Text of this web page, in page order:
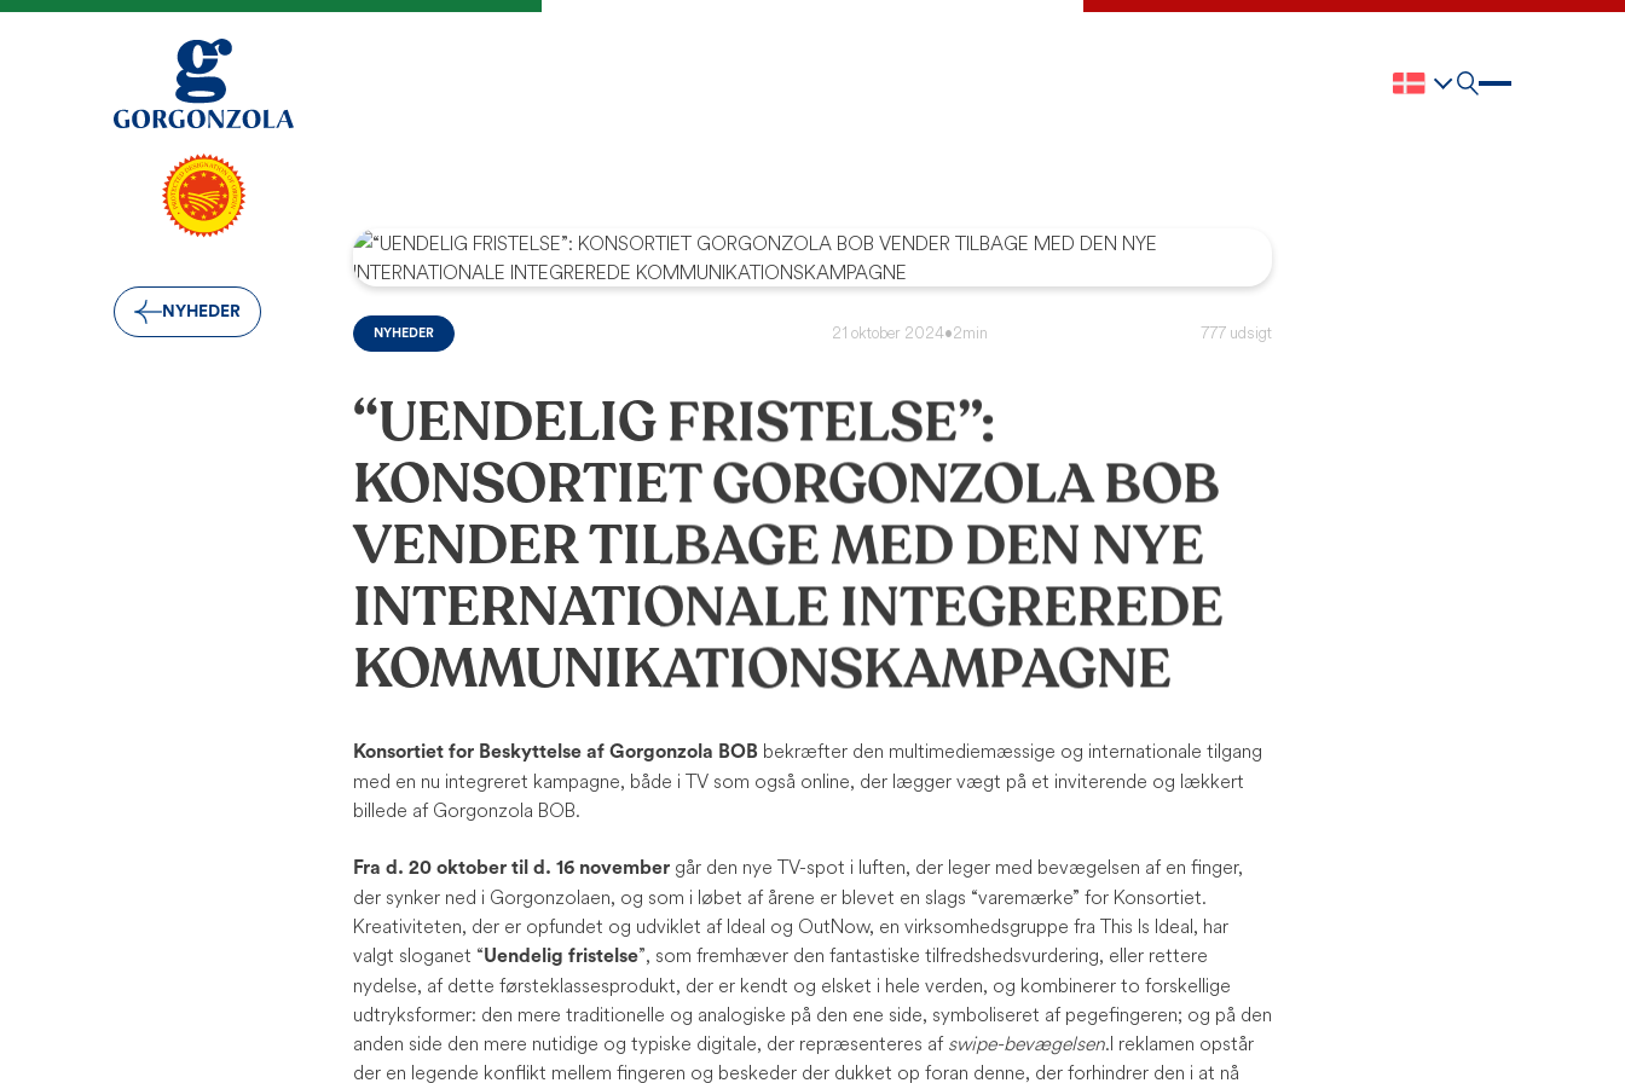
NYHEDER
NYHEDER 21 oktober 2024•2min 777 udsigt
“UENDELIG FRISTELSE”:
KONSORTIET GORGONZOLA BOB
VENDER TILBAGE MED DEN NYE
INTERNATIONALE INTEGREREDE
KOMMUNIKATIONSKAMPAGNE
Konsortiet for Beskyttelse af Gorgonzola BOB bekræfter den multimediemæssige og internationale tilgang
med en nu integreret kampagne, både i TV som også online, der lægger vægt på et inviterende og lækkert
billede af Gorgonzola BOB.
Fra d. 20 oktober til d. 16 november går den nye TV-spot i luften, der leger med bevægelsen af en finger,
der synker ned i Gorgonzolaen, og som i løbet af årene er blevet en slags “varemærke” for Konsortiet.
Kreativiteten, der er opfundet og udviklet af Ideal og OutNow, en virksomhedsgruppe fra This Is Ideal, har
valgt sloganet “Uendelig fristelse”, som fremhæver den fantastiske tilfredshedsvurdering, eller rettere
nydelse, af dette førsteklassesprodukt, der er kendt og elsket i hele verden, og kombinerer to forskellige
udtryksformer: den mere traditionelle og analogiske på den ene side, symboliseret af pegefingeren; og på den
anden side den mere nutidige og typiske digitale, der repræsenteres af swipe-bevægelsen. I reklamen opstår
der en legende konflikt mellem fingeren og beskeder der dukket op foran denne, der forhindrer den i at nå